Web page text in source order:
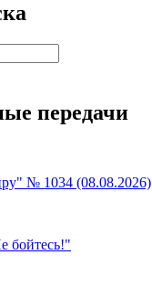
передачи
№ 1034 (08.08.2026)
бойтесь!"